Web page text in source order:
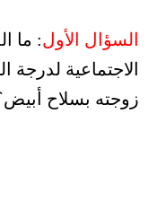
السؤال الأول: ما
الاجتماعية
زوجته بسلاح